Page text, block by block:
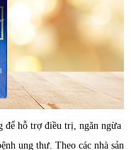
để hỗ trợ điều trị, ngăn ngừa
ung thư. Theo các nhà sản